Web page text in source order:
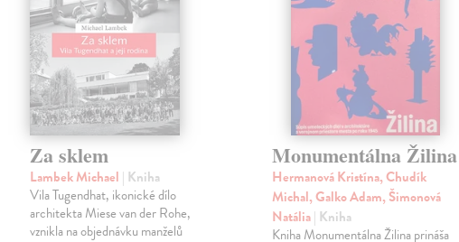
Za sklem
Lambek Michael | Kniha
Vila Tugendhat, ikonické dílo
architekta Miese van der Rohe,
vznikla na objednávku manželů
Monumentálna Žilina
Hermanová Kristína, Chudík
Michal, Galko Adam, Šimonová
Natália| Kniha
Kniha Monumentálna Žilina prináša